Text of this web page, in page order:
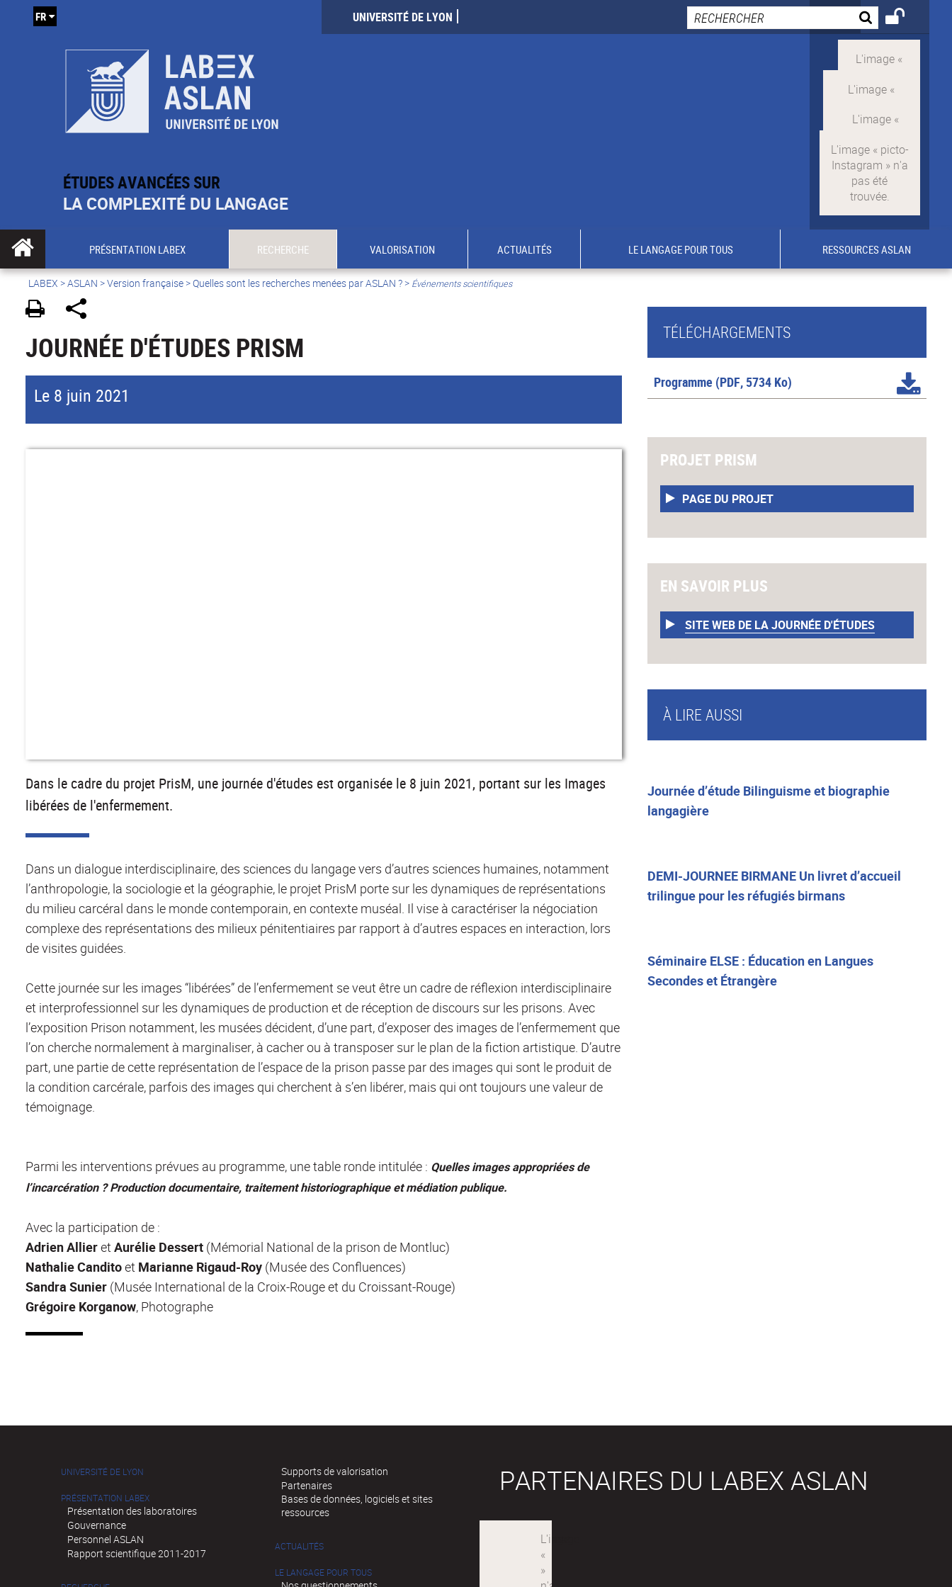
ÉTUDES AVANCÉES SUR
LA COMPLEXITÉ DU LANGAGE
UNIVERSITÉ DE LYON
FR
PRÉSENTATION LABEX RECHERCHE VALORISATION ACTUALITÉS LE LANGAGE POUR TOUS RESSOURCES ASLAN
LABEX >ASLAN >Version française>Quelles sont les recherches menées par ASLAN ?> Événements scientifiques
JOURNÉE D'ÉTUDES PRISM
Le 8 juin 2021
Dans le cadre du projet PrisM, une journée d'études est organisée le 8 juin 2021, portant sur les Images
libérées de l'enfermement.
Dans un dialogue interdisciplinaire, des sciences du langage vers d’autres sciences humaines, notamment
l’anthropologie, la sociologie et la géographie, le projet PrisM porte sur les dynamiques de représentations
du milieu carcéral dans le monde contemporain, en contexte muséal. Il vise à caractériser la négociation
complexe des représentations des milieux pénitentiaires par rapport à d’autres espaces en interaction, lors
de visites guidées.
Cette journée sur les images “libérées” de l’enfermement se veut être un cadre de réflexion interdisciplinaire
et interprofessionnel sur les dynamiques de production et de réception de discours sur les prisons. Avec
l’exposition Prison notamment, les musées décident, d’une part, d’exposer des images de l’enfermement que
l’on cherche normalement à marginaliser, à cacher ou à transposer sur le plan de la fiction artistique. D’autre
part, une partie de cette représentation de l’espace de la prison passe par des images qui sont le produit de
la condition carcérale, parfois des images qui cherchent à s’en libérer, mais qui ont toujours une valeur de
témoignage.
Parmi les interventions prévues au programme, une table ronde intitulée : Quelles images appropriées de
l’incarcération ? Production documentaire, traitement historiographique et médiation publique.
Avec la participation de :
Adrien Allieret Aurélie Dessert (Mémorial National de la prison de Montluc)
Nathalie Canditoet Marianne Rigaud-Roy (Musée des Confluences)
Sandra Sunier (Musée International de la Croix-Rouge et du Croissant-Rouge)
Grégoire Korganow, Photographe
TÉLÉCHARGEMENTS
Programme (PDF, 5734 Ko)
À LIRE AUSSI
Journée d’étude Bilinguisme et biographie
langagière
DEMI-JOURNEE BIRMANE Un livret d’accueil
trilingue pour les réfugiés birmans
Séminaire ELSE : Éducation en Langues
Secondes et Étrangère
PROJET PRISM
PAGE DU PROJET
EN SAVOIR PLUS
SITE WEB DE LA JOURNÉE D'ÉTUDES
UNIVERSITÉ DE LYON
PRÉSENTATION LABEX
Présentation des laboratoires
Gouvernance
Personnel ASLAN
Rapport scientifique 2011-2017
Supports de valorisation
Partenaires
Bases de données, logiciels et sites
ressources
ACTUALITÉS
LE LANGAGE POUR TOUS
PARTENAIRES DU LABEX ASLAN